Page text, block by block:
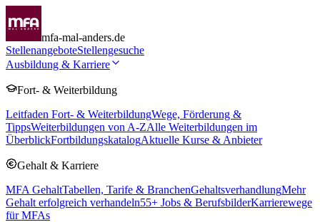
mfa-mal-anders.de
StellenangeboteStellengesuche
Ausbildung & Karriere
Fort- & Weiterbildung
Leitfaden Fort- & WeiterbildungWege, Förderung &
TippsWeiterbildungen von A-ZAlle Weiterbildungen im
ÜberblickFortbildungskatalogAktuelle Kurse & Anbieter
Gehalt & Karriere
MFA GehaltTabellen, Tarife & BranchenGehaltsverhandlungMehr
Gehalt erfolgreich verhandeln55+ Jobs & BerufsbilderKarrierewege
für MFAs